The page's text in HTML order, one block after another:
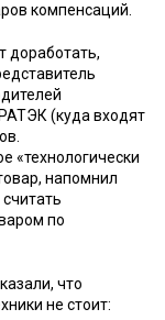
компенсаций.
доработать,
(куда входят
«технологически
напомнил
по
что
не стоит: